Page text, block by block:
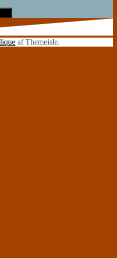
af Themeisle.